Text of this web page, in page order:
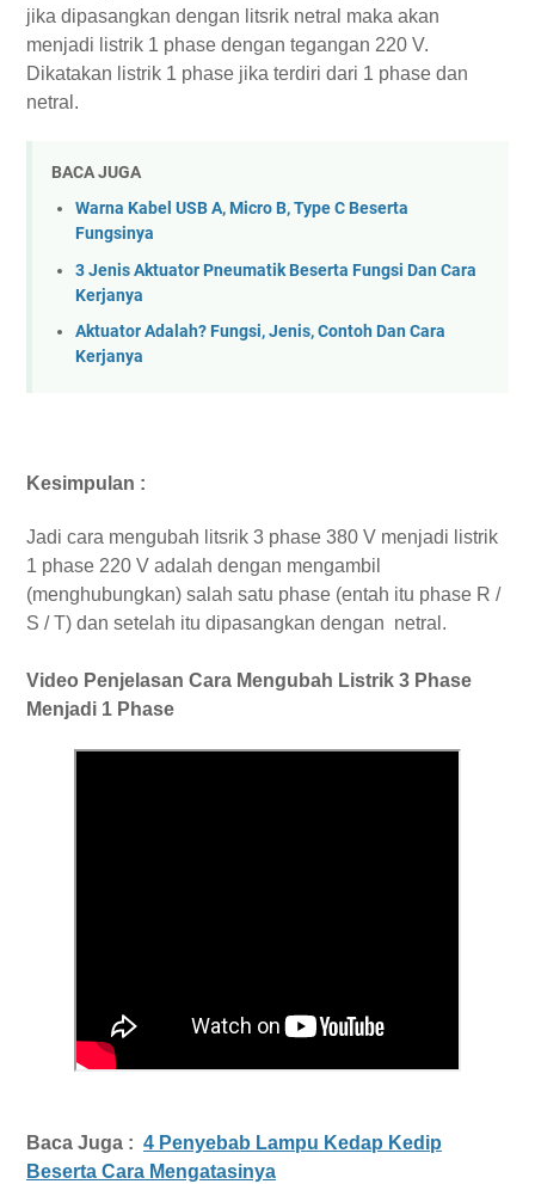
jika dipasangkan dengan litsrik netral maka akan
menjadi listrik 1 phase dengan tegangan 220 V.
Dikatakan listrik 1 phase jika terdiri dari 1 phase dan
netral.
BACA JUGA
Warna Kabel USB A, Micro B, Type C Beserta
Fungsinya
3 Jenis Aktuator Pneumatik Beserta Fungsi Dan Cara
Kerjanya
Aktuator Adalah? Fungsi, Jenis, Contoh Dan Cara
Kerjanya
Kesimpulan :
Jadi cara mengubah litsrik 3 phase 380 V menjadi listrik
1 phase 220 V adalah dengan mengambil
(menghubungkan) salah satu phase (entah itu phase R /
S / T) dan setelah itu dipasangkan dengan netral.
Video Penjelasan Cara Mengubah Listrik 3 Phase
Menjadi 1 Phase
Baca Juga : 4 Penyebab Lampu Kedap Kedip
Beserta Cara Mengatasinya